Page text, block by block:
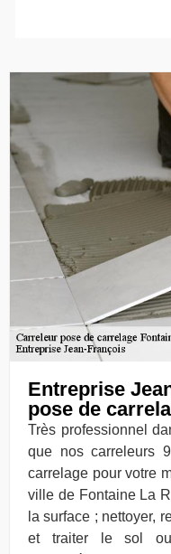
Entreprise
pose de
Très professionnel
que nos carreleurs
carrelage pour votre
ville de Fontaine La
la surface ; nettoyer,
et traiter le sol